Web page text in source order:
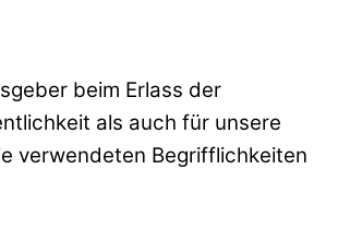
beim Erlass der
als auch für unsere
verwendeten Begrifflichkeiten